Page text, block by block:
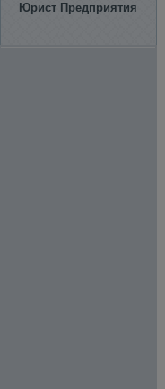
Юрист Предприятия